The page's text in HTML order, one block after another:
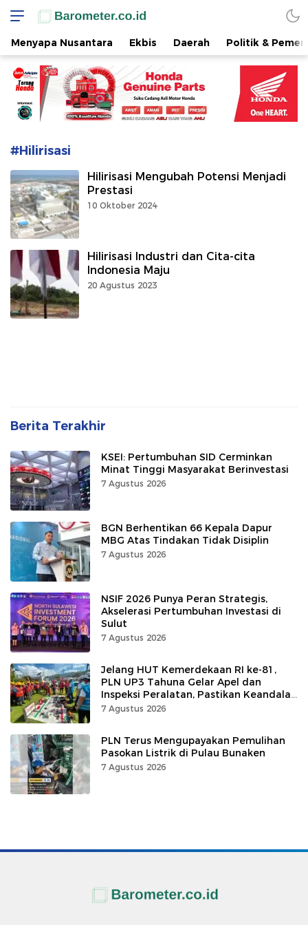
www.barometer.co.id
Berita Terkini di Sulawesi Utara
Menyapa Nusantara Ekbis Daerah Politik &
#Hilirisasi
Hilirisasi Mengubah Potensi Menjadi
Prestasi
10 Oktober 2024
Hilirisasi Industri dan Cita-cita
Indonesia Maju
20 Agustus 2023
Berita Terakhir
KSEI: Pertumbuhan SID Cerminkan
Minat Tinggi Masyarakat Berinvestasi
7 Agustus 2026
BGN Berhentikan 66 Kepala Dapur
MBG Atas Tindakan Tidak Disiplin
7 Agustus 2026
NSIF 2026 Punya Peran Strategis,
Akselerasi Pertumbuhan Investasi di
Sulut
7 Agustus 2026
Jelang HUT Kemerdekaan RI ke-81,
PLN UP3 Tahuna Gelar Apel dan
Inspeksi Peralatan, Pastikan Keandalan
Listrik
7 Agustus 2026
PLN Terus Mengupayakan Pemulihan
Pasokan Listrik di Pulau Bunaken
7 Agustus 2026